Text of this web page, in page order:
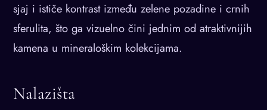
sjaj i ističe kontrast između zelene pozadine i crnih
sferulita, što ga vizuelno čini jednim od atraktivnijih
kamena u mineraloškim kolekcijama.
Nalazišta